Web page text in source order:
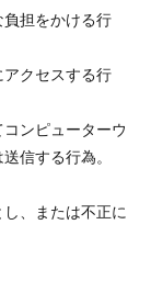
担をかける行
クセスする行
ンピューターウ
信する行為。
、または不正に